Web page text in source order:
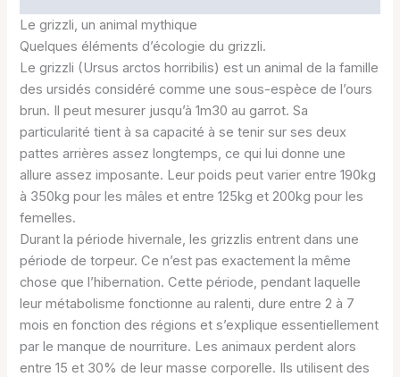
Le grizzli, un animal mythique
Quelques éléments d’écologie du grizzli.
Le grizzli (Ursus arctos horribilis) est un animal de la famille
des ursidés considéré comme une sous-espèce de l’ours
brun. Il peut mesurer jusqu’à 1m30 au garrot. Sa
particularité tient à sa capacité à se tenir sur ses deux
pattes arrières assez longtemps, ce qui lui donne une
allure assez imposante. Leur poids peut varier entre 190kg
à 350kg pour les mâles et entre 125kg et 200kg pour les
femelles.
Durant la période hivernale, les grizzlis entrent dans une
période de torpeur. Ce n’est pas exactement la même
chose que l’hibernation. Cette période, pendant laquelle
leur métabolisme fonctionne au ralenti, dure entre 2 à 7
mois en fonction des régions et s’explique essentiellement
par le manque de nourriture. Les animaux perdent alors
entre 15 et 30% de leur masse corporelle. Ils utilisent des